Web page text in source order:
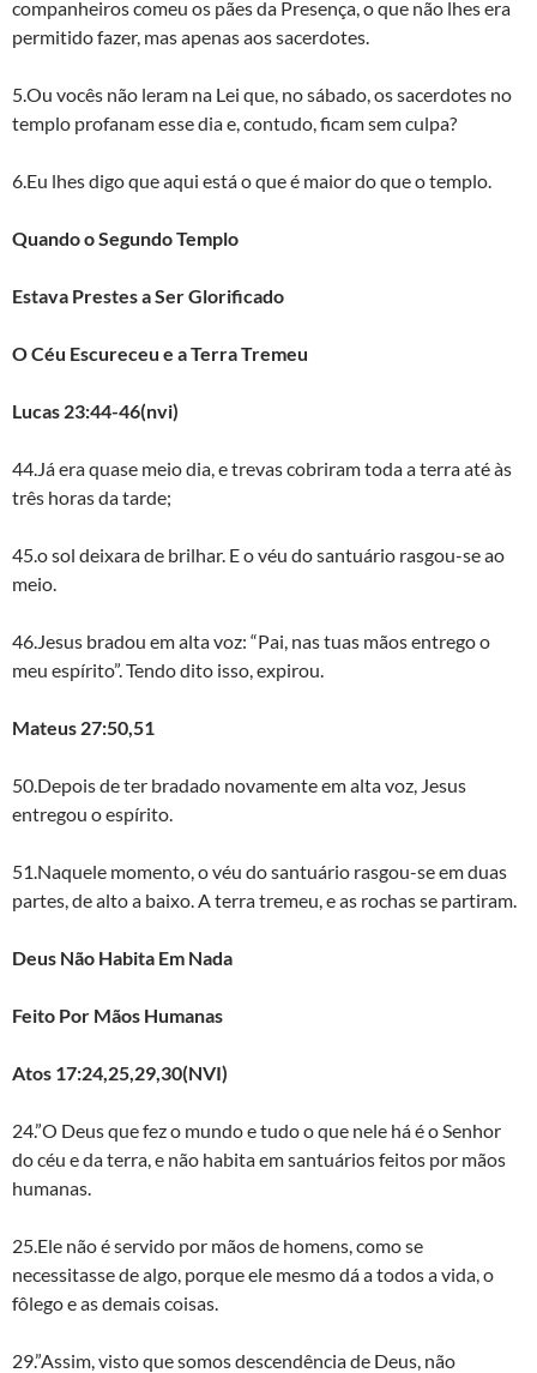
companheiros comeu os pães da Presença, o que não lhes era
permitido fazer, mas apenas aos sacerdotes.
5.Ou vocês não leram na Lei que, no sábado, os sacerdotes no
templo profanam esse dia e, contudo, ficam sem culpa?
6.Eu lhes digo que aqui está o que é maior do que o templo.
Quando o Segundo Templo
Estava Prestes a Ser Glorificado
O Céu Escureceu e a Terra Tremeu
Lucas 23:44-46(nvi)
44.Já era quase meio dia, e trevas cobriram toda a terra até às
três horas da tarde;
45.o sol deixara de brilhar. E o véu do santuário rasgou-se ao
meio.
46.Jesus bradou em alta voz: “Pai, nas tuas mãos entrego o
meu espírito”. Tendo dito isso, expirou.
Mateus 27:50,51
50.Depois de ter bradado novamente em alta voz, Jesus
entregou o espírito.
51.Naquele momento, o véu do santuário rasgou-se em duas
partes, de alto a baixo. A terra tremeu, e as rochas se partiram.
Deus Não Habita Em Nada
Feito Por Mãos Humanas
Atos 17:24,25,29,30(NVI)
24.”O Deus que fez o mundo e tudo o que nele há é o Senhor
do céu e da terra, e não habita em santuários feitos por mãos
humanas.
25.Ele não é servido por mãos de homens, como se
necessitasse de algo, porque ele mesmo dá a todos a vida, o
fôlego e as demais coisas.
29.”Assim, visto que somos descendência de Deus, não